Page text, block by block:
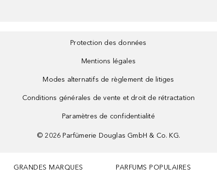
Protection des données
Mentions légales
Modes alternatifs de règlement de litiges
Conditions générales de vente et droit de rétractation
Paramètres de confidentialité
© 2026 Parfümerie Douglas GmbH & Co. KG.
GRANDES MARQUES PARFUMS POPULAIRES